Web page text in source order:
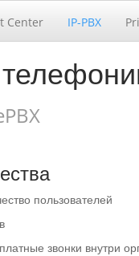
Center IP-PBX
пользователей
звонки внутри